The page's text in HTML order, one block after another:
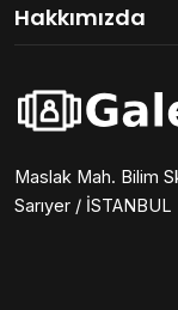
Hakkımızda
Maslak Mah. Bilim
Sarıyer / İSTANBUL